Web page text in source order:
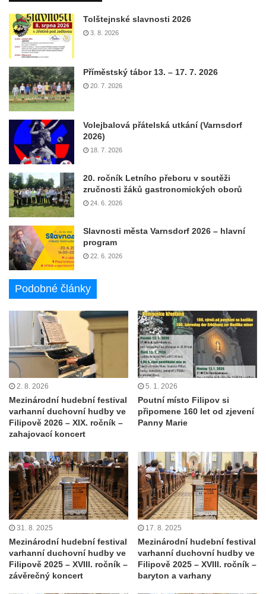
Tolštejnské slavnosti 2026
3. 8. 2026
Příměstský tábor 13. – 17. 7. 2026
20. 7. 2026
Volejbalová přátelská utkání (Varnsdorf
2026)
18. 7. 2026
20. ročník Letního přeboru v soutěži
zručnosti žáků gastronomických oborů
24. 6. 2026
Slavnosti města Varnsdorf 2026 – hlavní
program
22. 6. 2026
Podobné články
2. 8. 2026
Mezinárodní hudební festival
varhanní duchovní hudby ve
Filipově 2026 – XIX. ročník –
zahajovací koncert
5. 1. 2026
Poutní místo Filipov si
připomene 160 let od zjevení
Panny Marie
31. 8. 2025
Mezinárodní hudební festival
varhanní duchovní hudby ve
Filipově 2025 – XVIII. ročník –
závěrečný koncert
17. 8. 2025
Mezinárodní hudební festival
varhanní duchovní hudby ve
Filipově 2025 – XVIII. ročník –
baryton a varhany